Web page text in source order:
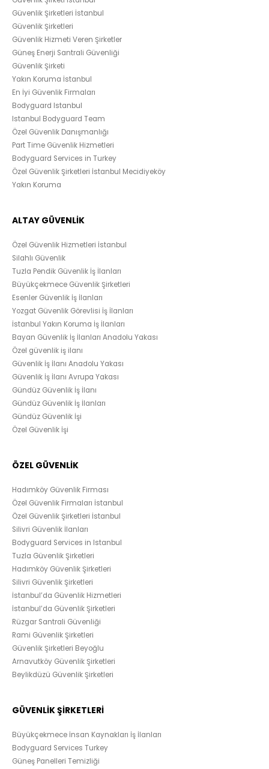
Güvenlik Şirketleri İstanbul
Güvenlik Şirketleri
Güvenlik Hizmeti Veren Şirketler
Güneş Enerji Santrali Güvenliği
Güvenlik Şirketi
Yakın Koruma İstanbul
En İyi Güvenlik Firmaları
Bodyguard Istanbul
Istanbul Bodyguard Team
Özel Güvenlik Danışmanlığı
Part Time Güvenlik Hizmetleri
Bodyguard Services in Turkey
Özel Güvenlik Şirketleri İstanbul Mecidiyeköy
Yakın Koruma
ALTAY GÜVENLİK
Özel Güvenlik Hizmetleri İstanbul
Silahlı Güvenlik
Tuzla Pendik Güvenlik İş İlanları
Büyükçekmece Güvenlik Şirketleri
Esenler Güvenlik İş İlanları
Yozgat Güvenlik Görevlisi İş İlanları
İstanbul Yakın Koruma İş İlanları
Bayan Güvenlik İş İlanları Anadolu Yakası
Özel güvenlik iş ilanı
Güvenlik İş İlanı Anadolu Yakası
Güvenlik İş İlanı Avrupa Yakası
Gündüz Güvenlik İş İlanı
Gündüz Güvenlik İş İlanları
Gündüz Güvenlik İşi
Özel Güvenlik İşi
ÖZEL GÜVENLİK
Hadımköy Güvenlik Firması
Özel Güvenlik Firmaları İstanbul
Özel Güvenlik Şirketleri İstanbul
Silivri Güvenlik İlanları
Bodyguard Services in Istanbul
Tuzla Güvenlik Şirketleri
Hadımköy Güvenlik Şirketleri
Silivri Güvenlik Şirketleri
İstanbul’da Güvenlik Hizmetleri
İstanbul’da Güvenlik Şirketleri
Rüzgar Santrali Güvenliği
Rami Güvenlik Şirketleri
Güvenlik Şirketleri Beyoğlu
Arnavutköy Güvenlik Şirketleri
Beylikdüzü Güvenlik Şirketleri
GÜVENLİK ŞİRKETLERİ
Büyükçekmece İnsan Kaynakları İş İlanları
Bodyguard Services Turkey
Güneş Panelleri Temizliği